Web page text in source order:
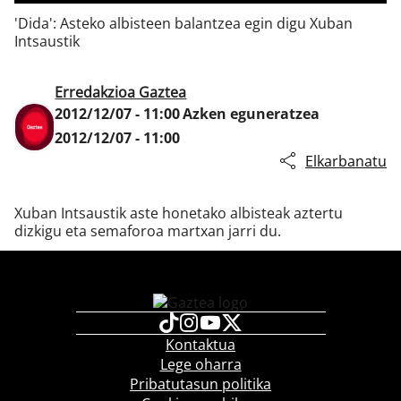
'Dida': Asteko albisteen balantzea egin digu Xuban
Intsaustik
Erredakzioa Gaztea
2012/12/07 - 11:00Azken eguneratzea
2012/12/07 - 11:00
Elkarbanatu
Xuban Intsaustik aste honetako albisteak aztertu
dizkigu eta semaforoa martxan jarri du.
Kontaktua
Lege oharra
Pribatutasun politika